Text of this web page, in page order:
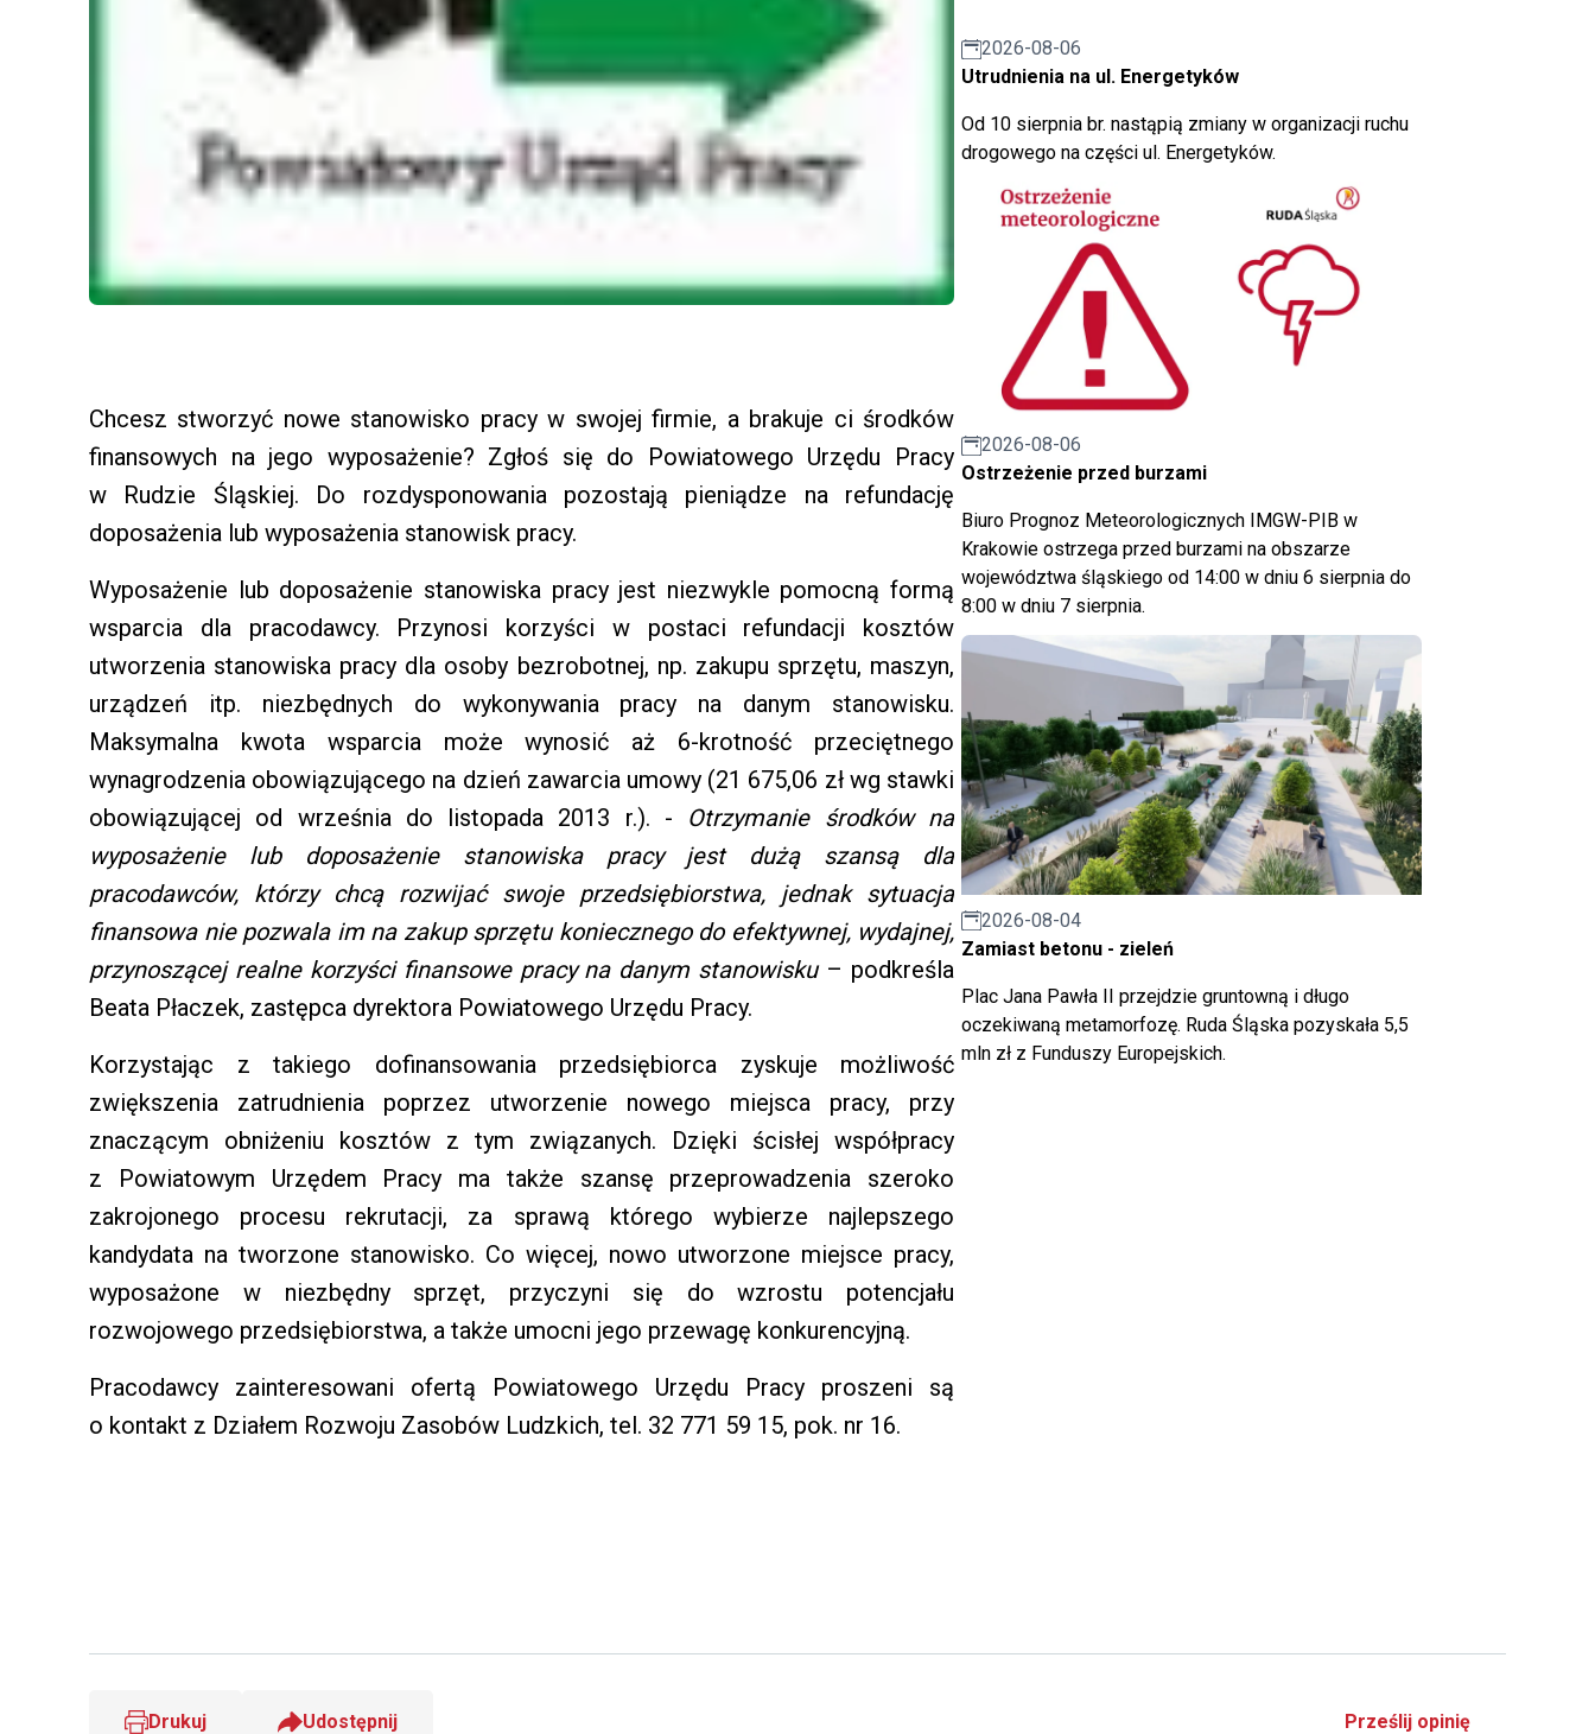
Chcesz stworzyć nowe stanowisko pracy w swojej firmie, a brakuje ci środków
finansowych na jego wyposażenie? Zgłoś się do Powiatowego Urzędu Pracy
w Rudzie Śląskiej. Do rozdysponowania pozostają pieniądze na refundację
doposażenia lub wyposażenia stanowisk pracy.
Wyposażenie lub doposażenie stanowiska pracy jest niezwykle pomocną formą
wsparcia dla pracodawcy. Przynosi korzyści w postaci refundacji kosztów
utworzenia stanowiska pracy dla osoby bezrobotnej, np. zakupu sprzętu, maszyn,
urządzeń itp. niezbędnych do wykonywania pracy na danym stanowisku.
Maksymalna kwota wsparcia może wynosić aż 6-krotność przeciętnego
wynagrodzenia obowiązującego na dzień zawarcia umowy (21 675,06 zł wg stawki
obowiązującej od września do listopada 2013 r.). - Otrzymanie środków na
wyposażenie lub doposażenie stanowiska pracy jest dużą szansą dla
pracodawców, którzy chcą rozwijać swoje przedsiębiorstwa, jednak sytuacja
finansowa nie pozwala im na zakup sprzętu koniecznego do efektywnej, wydajnej,
przynoszącej realne korzyści finansowe pracy na danym stanowisku– podkreśla
Beata Płaczek, zastępca dyrektora Powiatowego Urzędu Pracy.
Korzystając z takiego dofinansowania przedsiębiorca zyskuje możliwość
zwiększenia zatrudnienia poprzez utworzenie nowego miejsca pracy, przy
znaczącym obniżeniu kosztów z tym związanych. Dzięki ścisłej współpracy
z Powiatowym Urzędem Pracy ma także szansę przeprowadzenia szeroko
zakrojonego procesu rekrutacji, za sprawą którego wybierze najlepszego
kandydata na tworzone stanowisko. Co więcej, nowo utworzone miejsce pracy,
wyposażone w niezbędny sprzęt, przyczyni się do wzrostu potencjału
rozwojowego przedsiębiorstwa, a także umocni jego przewagę konkurencyjną.
Pracodawcy zainteresowani ofertą Powiatowego Urzędu Pracy proszeni są
o kontakt z Działem Rozwoju Zasobów Ludzkich, tel. 32 771 59 15, pok. nr 16.
2026-08-06
Utrudnienia na ul. Energetyków
Od 10 sierpnia br. nastąpią zmiany w organizacji ruchu
drogowego na części ul. Energetyków.
2026-08-06
Ostrzeżenie przed burzami
Biuro Prognoz Meteorologicznych IMGW-PIB w
Krakowie ostrzega przed burzami na obszarze
województwa śląskiego od 14:00 w dniu 6 sierpnia do
8:00 w dniu 7 sierpnia.
2026-08-04
Zamiast betonu - zieleń
Plac Jana Pawła II przejdzie gruntowną i długo
oczekiwaną metamorfozę. Ruda Śląska pozyskała 5,5
mln zł z Funduszy Europejskich.
Drukuj Udostępnij Prześlij opinię